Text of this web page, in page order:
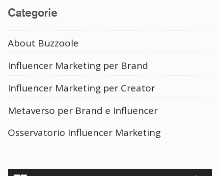
Categorie
About Buzzoole
Influencer Marketing per Brand
Influencer Marketing per Creator
Metaverso per Brand e Influencer
Osservatorio Influencer Marketing